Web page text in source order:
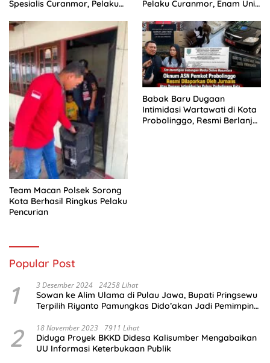
Spesialis Curanmor, Pelaku
Pelaku Curanmor, Enam Unit
Team Macan Polsek Sorong
Kota Berhasil Ringkus Pelaku
Pencurian
Babak Baru Dugaan
Intimidasi Wartawati di Kota
Probolinggo, Resmi Berlanjut
Popular Post
1 3 Desember 2024 24258 Lihat
Sowan ke Alim Ulama di Pulau Jawa, Bupati Pringsewu
Terpilih Riyanto Pamungkas Dido’akan Jadi Pemimpin
2 18 November 2023 7911 Lihat
Diduga Proyek BKKD Didesa Kalisumber Mengabaikan
UU Informasi Keterbukaan Publik